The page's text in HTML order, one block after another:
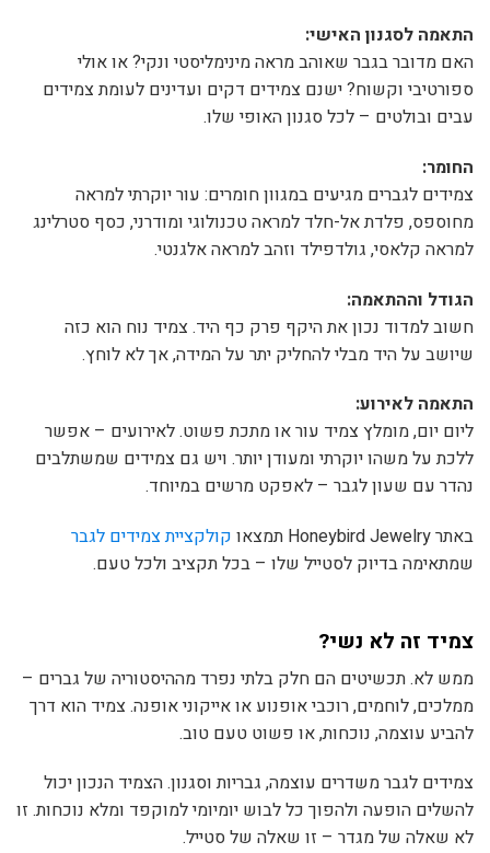
התאמה לסגנון האישי:
האם מדובר בגבר שאוהב מראה מינימליסטי ונקי? או אולי
ספורטיבי וקשוח? ישנם צמידים דקים ועדינים לעומת צמידים
עבים ובולטים – לכל סגנון האופי שלו.
החומר:
צמידים לגברים מגיעים במגוון חומרים: עור יוקרתי למראה
מחוספס, פלדת אל-חלד למראה טכנולוגי ומודרני, כסף סטרלינג
למראה קלאסי, גולדפילד וזהב למראה אלגנטי.
הגודל וההתאמה:
חשוב למדוד נכון את היקף פרק כף היד. צמיד נוח הוא כזה
שיושב על היד מבלי להחליק יתר על המידה, אך לא לוחץ.
התאמה לאירוע:
ליום יום, מומלץ צמיד עור או מתכת פשוט. לאירועים – אפשר
ללכת על משהו יוקרתי ומעודן יותר. ויש גם צמידים שמשתלבים
נהדר עם שעון לגבר – לאפקט מרשים במיוחד.
באתר Honeybird Jewelry תמצאו
קולקציית צמידים לגבר
שמתאימה בדיוק לסטייל שלו – בכל תקציב ולכל טעם.
צמיד זה לא נשי?
ממש לא. תכשיטים הם חלק בלתי נפרד מההיסטוריה של גברים –
ממלכים, לוחמים, רוכבי אופנוע או אייקוני אופנה. צמיד הוא דרך
להביע עוצמה, נוכחות, או פשוט טעם טוב.
צמידים לגבר משדרים עוצמה, גבריות וסגנון. הצמיד הנכון יכול
להשלים הופעה ולהפוך כל לבוש יומיומי למוקפד ומלא נוכחות. זו
לא שאלה של מגדר – זו שאלה של סטייל.